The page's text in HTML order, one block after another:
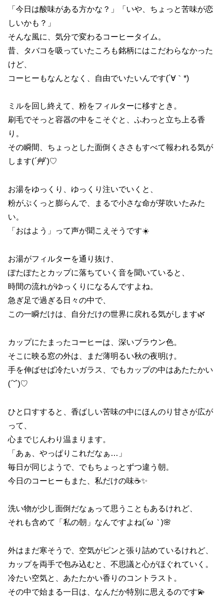
「今日は酸味がある方かな？」「いや、ちょっと苦味が恋
しいかも？」
そんな風に、気分で変わるコーヒータイム。
昔、タバコを吸っていたころも銘柄にはこだわらなかった
けど、
コーヒーもなんとなく、自由でいたいんです(´∀｀*)
ミルを回し終えて、粉をフィルターに移すとき。
刷毛でそっと容器の中をこそぐと、ふわっと立ち上る香
り。
その瞬間、ちょっとした面倒くささもすべて報われる気が
します(´艸`)♡
お湯をゆっくり、ゆっくり注いでいくと、
粉がぷくっと膨らんで、まるで小さな命が芽吹いたみた
い。
「おはよう」って声が聞こえそうです☀️
お湯がフィルターを通り抜け、
ぽたぽたとカップに落ちていく音を聞いていると、
時間の流れがゆっくりになるんですよね。
急ぎ足で過ぎる日々の中で、
この一瞬だけは、自分だけの世界に戻れる気がします🌿
カップにたまったコーヒーは、深いブラウン色。
そこに映る窓の外は、まだ薄明るい秋の夜明け。
手を伸ばせば冷たいガラス、でもカップの中はあたたかい
(´˘`)♡
ひと口すすると、香ばしい苦味の中にほんのり甘さが広が
って、
心までじんわり温まります。
「あぁ、やっぱりこれだなぁ…」
毎日が同じようで、でもちょっとずつ違う朝。
今日のコーヒーもまた、私だけの味☕✨
洗い物が少し面倒だなぁって思うこともあるけれど、
それも含めて「私の朝」なんですよね(´ω｀ )🌸
外はまだ寒そうで、空気がピンと張り詰めているけれど、
カップを両手で包み込むと、不思議と心がほぐれていく。
冷たい空気と、あたたかい香りのコントラスト。
その中で始まる一日は、なんだか特別に思えるのです💫